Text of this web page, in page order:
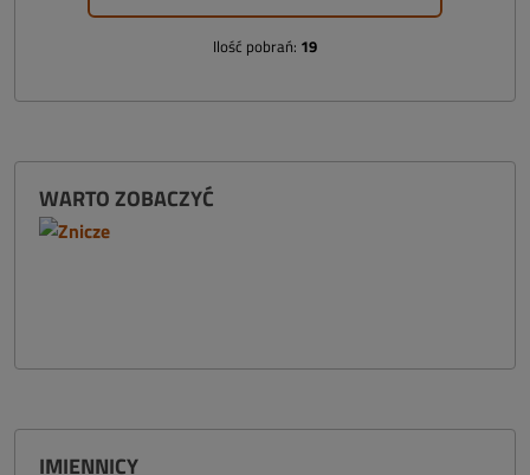
Ilość pobrań: 19
WARTO ZOBACZYĆ
IMIENNICY